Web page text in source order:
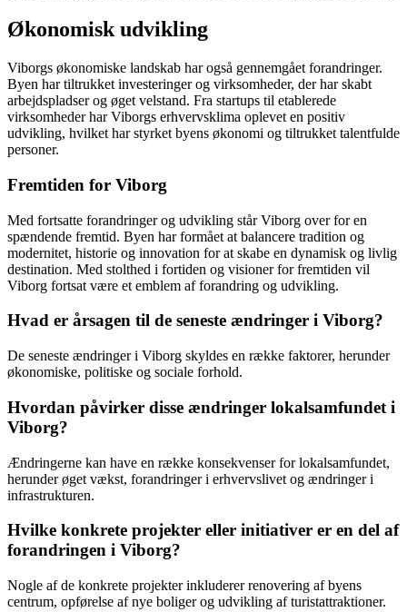
Økonomisk udvikling
Viborgs økonomiske landskab har også gennemgået forandringer.
Byen har tiltrukket investeringer og virksomheder, der har skabt
arbejdspladser og øget velstand. Fra startups til etablerede
virksomheder har Viborgs erhvervsklima oplevet en positiv
udvikling, hvilket har styrket byens økonomi og tiltrukket talentfulde
personer.
Fremtiden for Viborg
Med fortsatte forandringer og udvikling står Viborg over for en
spændende fremtid. Byen har formået at balancere tradition og
modernitet, historie og innovation for at skabe en dynamisk og livlig
destination. Med stolthed i fortiden og visioner for fremtiden vil
Viborg fortsat være et emblem af forandring og udvikling.
Hvad er årsagen til de seneste ændringer i Viborg?
De seneste ændringer i Viborg skyldes en række faktorer, herunder
økonomiske, politiske og sociale forhold.
Hvordan påvirker disse ændringer lokalsamfundet i
Viborg?
Ændringerne kan have en række konsekvenser for lokalsamfundet,
herunder øget vækst, forandringer i erhvervslivet og ændringer i
infrastrukturen.
Hvilke konkrete projekter eller initiativer er en del af
forandringen i Viborg?
Nogle af de konkrete projekter inkluderer renovering af byens
centrum, opførelse af nye boliger og udvikling af turistattraktioner.